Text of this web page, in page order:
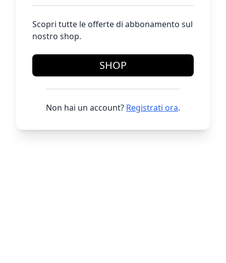
Scopri tutte le offerte di abbonamento sul
nostro shop.
SHOP
Non hai un account? Registrati ora.